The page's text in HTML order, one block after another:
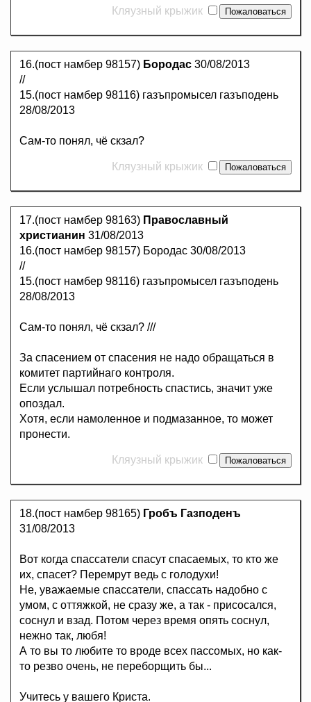
Кляузный крыжик
16.(пост намбер 98157) Бородас 30/08/2013
//
15.(пост намбер 98116) газъпромысел газъподень
28/08/2013
Сам-то понял, чё скзал?
Кляузный крыжик
17.(пост намбер 98163) Православный
христианин 31/08/2013
16.(пост намбер 98157) Бородас 30/08/2013
//
15.(пост намбер 98116) газъпромысел газъподень
28/08/2013
Сам-то понял, чё скзал? ///
За спасением от спасения не надо обращаться в
комитет партийнаго контроля.
Если услышал потребность спастись, значит уже
опоздал.
Хотя, если намоленное и подмазанное, то может
пронести.
Кляузный крыжик
18.(пост намбер 98165) Гробъ Газподенъ
31/08/2013
Вот когда спассатели спасут спасаемых, то кто же
их, спасет? Перемрут ведь с голодухи!
Не, уважаемые спассатели, спассать надобно с
умом, с оттяжкой, не сразу же, а так - присосался,
соснул и взад. Потом через время опять соснул,
нежно так, любя!
А то вы то любите то вроде всех пассомых, но как-
то резво очень, не переборщить бы...
Учитесь у вашего Криста.